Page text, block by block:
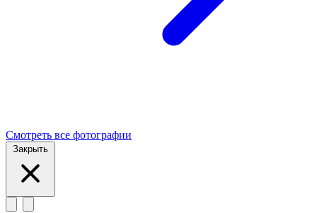
Смотреть все фотографии
Закрыть